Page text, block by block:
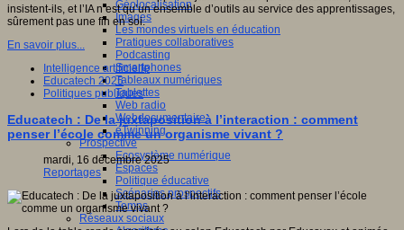
Géolocalisation
Images
Les mondes virtuels en éducation
Pratiques collaboratives
Podcasting
Smartphones
Tableaux numériques
Tablettes
Web radio
Webdocumentaire
eTwinning
Prospective
Ecosystème numérique
Espaces
Politique éducative
Scénarios prospectifs
Temps
Réseaux sociaux
insistent-ils, et l’IA n’est qu’un ensemble d’outils au service des apprentissages,
sûrement pas une fin en soi.
En savoir plus...
Intelligence artificielle
Educatech 2025
Politiques publiques
Educatech : De la juxtaposition à l’interaction : comment
penser l’école comme un organisme vivant ?
mardi, 16 décembre 2025
Reportages